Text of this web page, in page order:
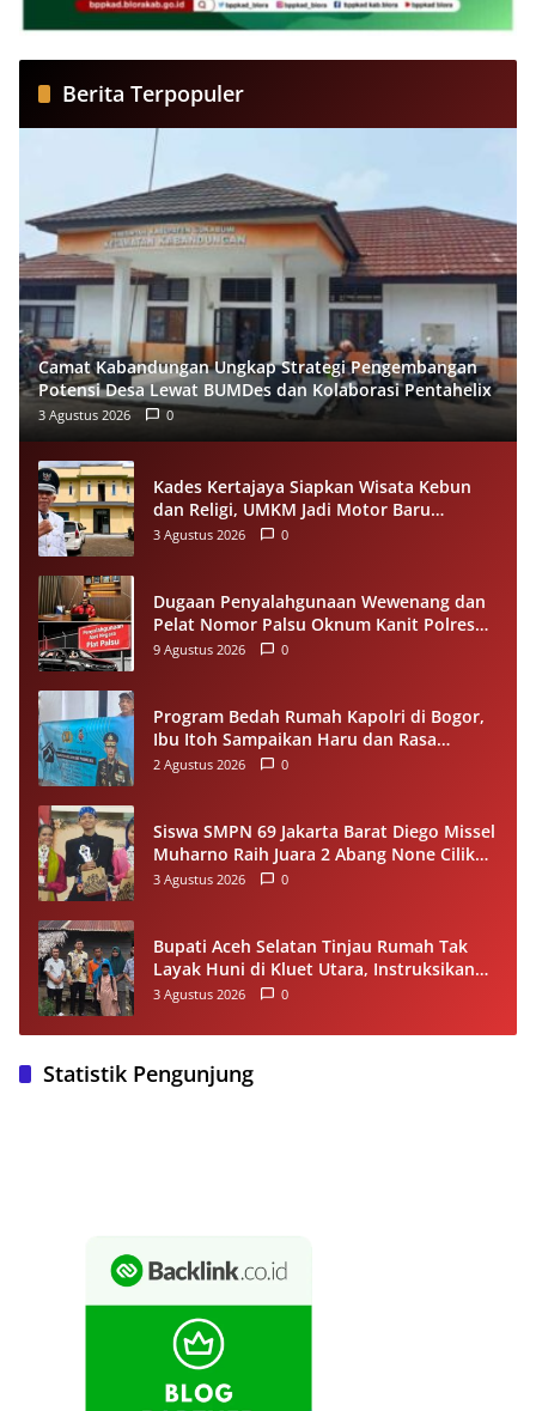
Berita Terpopuler
Camat Kabandungan Ungkap Strategi Pengembangan
Potensi Desa Lewat BUMDes dan Kolaborasi Pentahelix
3 Agustus 2026 0
Kades Kertajaya Siapkan Wisata Kebun
dan Religi, UMKM Jadi Motor Baru
Ekonomi Desa
3 Agustus 2026 0
Dugaan Penyalahgunaan Wewenang dan
Pelat Nomor Palsu Oknum Kanit Polres
Sabang Disorot, Propam Didesak
9 Agustus 2026 0
Program Bedah Rumah Kapolri di Bogor,
Ibu Itoh Sampaikan Haru dan Rasa
Syukur
2 Agustus 2026 0
Siswa SMPN 69 Jakarta Barat Diego Missel
Muharno Raih Juara 2 Abang None Cilik
dan Remaja Kencur 2026
3 Agustus 2026 0
Bupati Aceh Selatan Tinjau Rumah Tak
Layak Huni di Kluet Utara, Instruksikan
Masuk Program Bantuan Rumah 2027
3 Agustus 2026 0
Statistik Pengunjung